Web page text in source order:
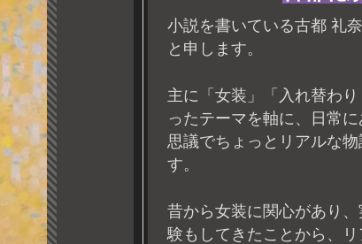
小説を書いている古都 礼
と申します。
主に「女装」「入れ替わ
ったテーマを軸に、日常
思議でちょっとリアルな物
す。
昔から女装に関心があり
験もしてきたことから、